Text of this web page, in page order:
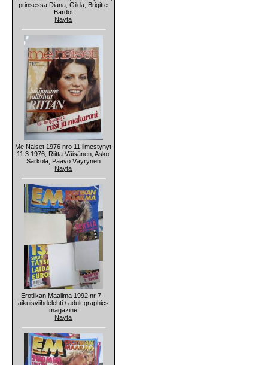
prinsessa Diana, Gilda, Brigitte
Bardot
Näytä
Me Naiset 1976 nro 11 ilmestynyt
11.3.1976, Riitta Väisänen, Asko
Sarkola, Paavo Väyrynen
Näytä
Erotiikan Maailma 1992 nr 7 -
aikuisviihdelehti / adult graphics
magazine
Näytä